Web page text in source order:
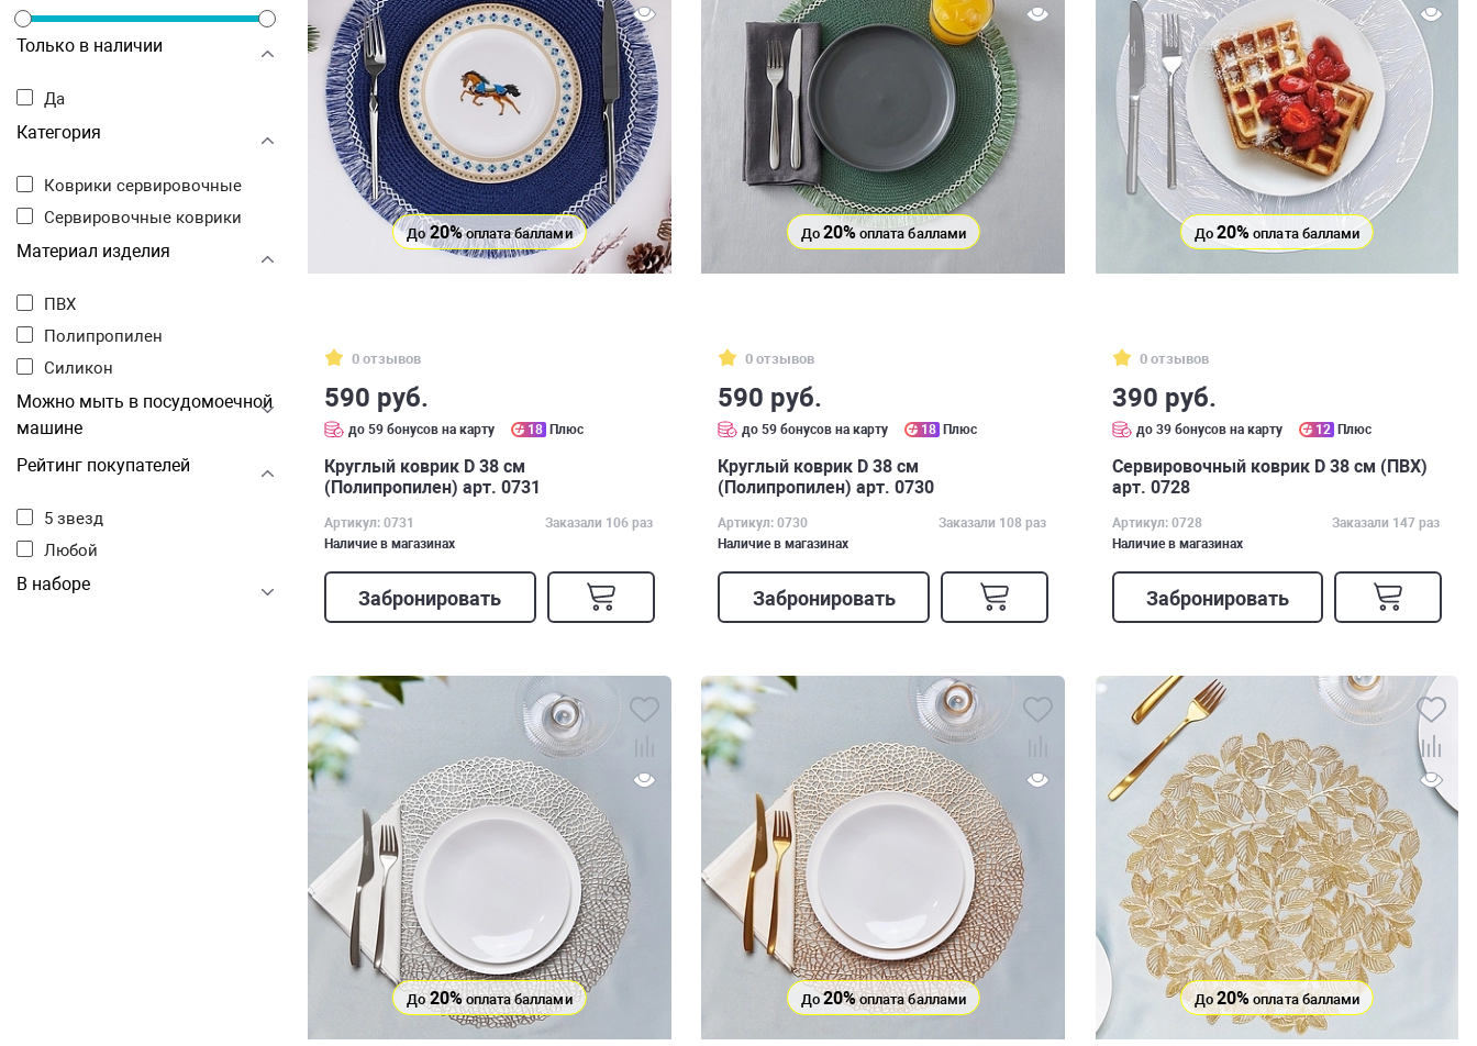
Только в наличии
Да
Категория
Коврики сервировочные
Сервировочные коврики
Материал изделия
ПВХ
Полипропилен
Силикон
Можно мыть в посудомоечной
машине
Рейтинг покупателей
5 звезд
Любой
В наборе
До20%оплата баллами
0 отзывов
590 руб.
до 59 бонусов на карту 18 Плюс
Круглый коврик D 38 см
(Полипропилен) арт. 0731
Артикул: 0731
Заказали 106 раз
Наличие в магазинах
Забронировать
До 20% оплата баллами
0 отзывов
590 руб.
до 59 бонусов на карту 18 Плюс
Круглый коврик D 38 см
(Полипропилен) арт. 0730
Артикул: 0730
Заказали 108 раз
Наличие в магазинах
Забронировать
До20% оплата баллами
0 отзывов
390 руб.
до 39 бонусов на карту 12 Плюс
Сервировочный коврик D 38 см (ПВХ)
арт. 0728
Артикул: 0728
Заказали 147 раз
Наличие в магазинах
Забронировать
До20%оплата баллами До20%оплата баллами До20%оплата баллами